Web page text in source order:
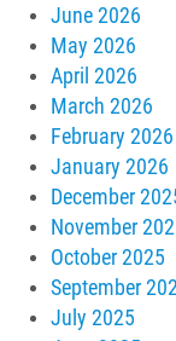
June 2026
May 2026
April 2026
March 2026
February 2026
January 2026
December
November
October 2025
September
July 2025